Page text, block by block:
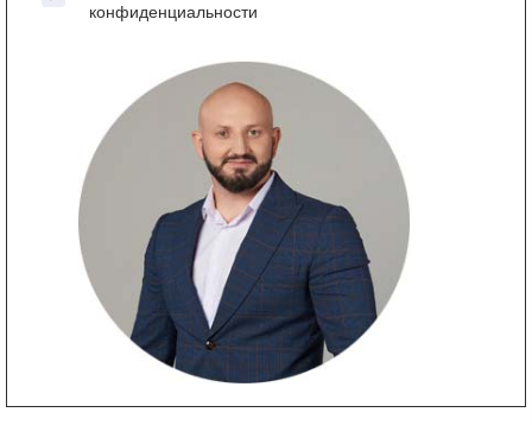
конфиденциальности